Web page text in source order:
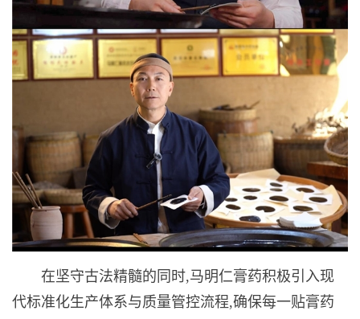
在坚守古法精髓的同时,马明仁膏药积极引入现
代标准化生产体系与质量管控流程,确保每一贴膏药